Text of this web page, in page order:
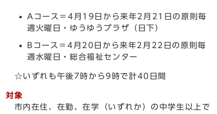
Aコース＝4月19日から来年2月21日の原則毎
週火曜日・ゆうゆうプラザ（日下）
Bコース＝4月20日から来年2月22日の原則毎
週水曜日・総合福祉センター
☆いずれも午後7時から9時で計40日間
対象
市内在住、在勤、在学（いずれか）の中学生以上で